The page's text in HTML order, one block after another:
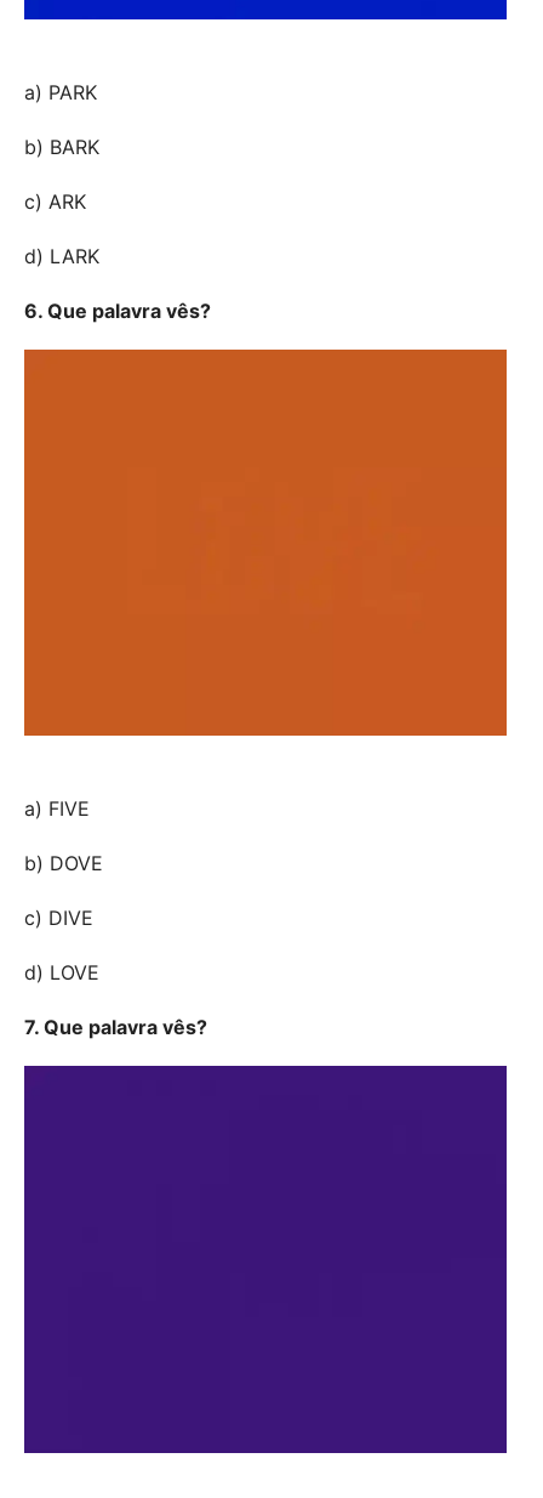
a) PARK
b) BARK
c) ARK
d) LARK
6. Que palavra vês?
a) FIVE
b) DOVE
c) DIVE
d) LOVE
7. Que palavra vês?